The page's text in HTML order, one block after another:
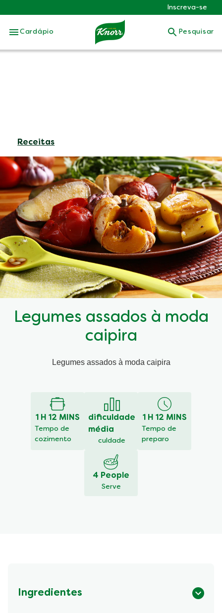
Skip to:
Inscreva-se
Cardápio Pesquisar
Receitas
Legumes assados à moda
caipira
Legumes assados à moda caipira
1 H 12 MINS
Tempo de
cozimento
dificuldade
média
culdade
1 H 12 MINS
Tempo de
preparo
4 People
Serve
Ingredientes